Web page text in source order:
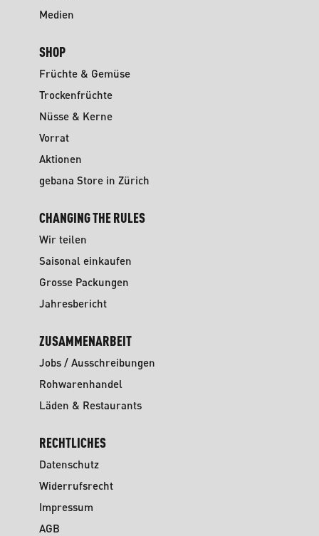
Medien
SHOP
Früchte & Gemüse
Trockenfrüchte
Nüsse & Kerne
Vorrat
Aktionen
gebana Store in Zürich
CHANGING THE RULES
Wir teilen
Saisonal einkaufen
Grosse Packungen
Jahresbericht
ZUSAMMENARBEIT
Jobs / Ausschreibungen
Rohwarenhandel
Läden & Restaurants
RECHTLICHES
Datenschutz
Widerrufsrecht
Impressum
AGB